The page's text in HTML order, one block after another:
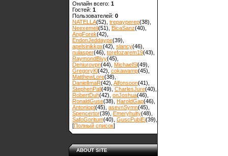
Онлайн всего: 1
Гостей: 1
Пользователей: 0
NATELLA(52) trepayperep(38)
Neexemeli(51) BicaSanz(40)
AngForek(42)
EndonJeddaype(39)
apelsinikkgx(42) slancy(46)
nulasper(46) torefozarem19(43)
RaymondBivy(45)
Deniurovpn(44) MichaelSl(49)
GregoryKl(42) cokawamp(45)
MatthewLore(38)
DanielImaR(42) Alfonsoon(41)
StephenPall(49) CharlesJure(40)
RobertDuh(42) onJoshua(46)
RonaldGuse(38) HaroldGap(46)
Antoniopt(45) asevnSymn(45)
Spencertor(39) Emeryhulty(48)
SafoGoritum(40) GuscPubiEi(39)
[Полный список]
ABOUT SITE